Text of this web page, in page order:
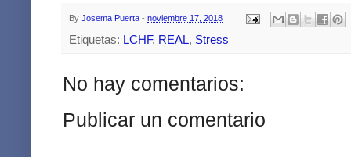
By Josema Puerta - noviembre 17, 2018
Etiquetas: LCHF, REAL, Stress
No hay comentarios:
Publicar un comentario